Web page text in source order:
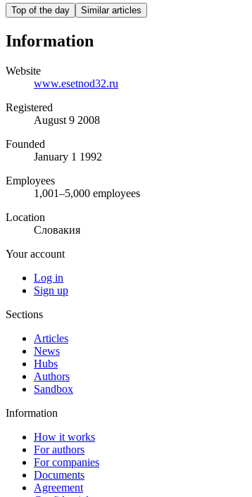
Top of the day Similar articles
Information
Website
www.esetnod32.ru
Registered
August 9 2008
Founded
January 1 1992
Employees
1,001–5,000 employees
Location
Словакия
Your account
Log in
Sign up
Sections
Articles
News
Hubs
Authors
Sandbox
Information
How it works
For authors
For companies
Documents
Agreement